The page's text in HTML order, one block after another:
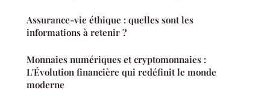
Assurance-vie éthique : quelles sont les
informations à retenir ?
Monnaies numériques et cryptomonnaies :
L'Évolution financière qui redéfinit le monde
moderne